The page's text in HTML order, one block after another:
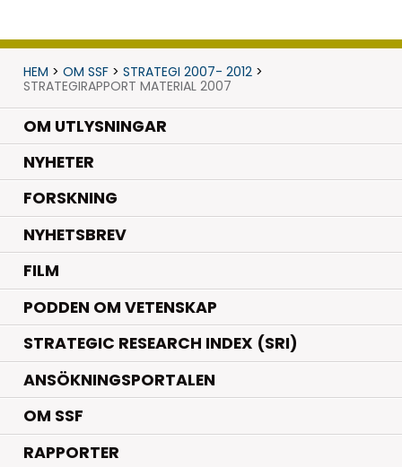
HEM > OM SSF> STRATEGI 2007- 2012>
STRATEGIRAPPORT MATERIAL 2007
OM UTLYSNINGAR
NYHETER.
FORSKNING.
NYHETSBREV
FILM
PODDEN OM VETENSKAP
STRATEGIC RESEARCH INDEX (SRI)
ANSÖKNINGSPORTALEN
OM SSF
RAPPORTER